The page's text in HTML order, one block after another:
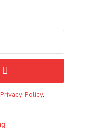
Privacy Policy.